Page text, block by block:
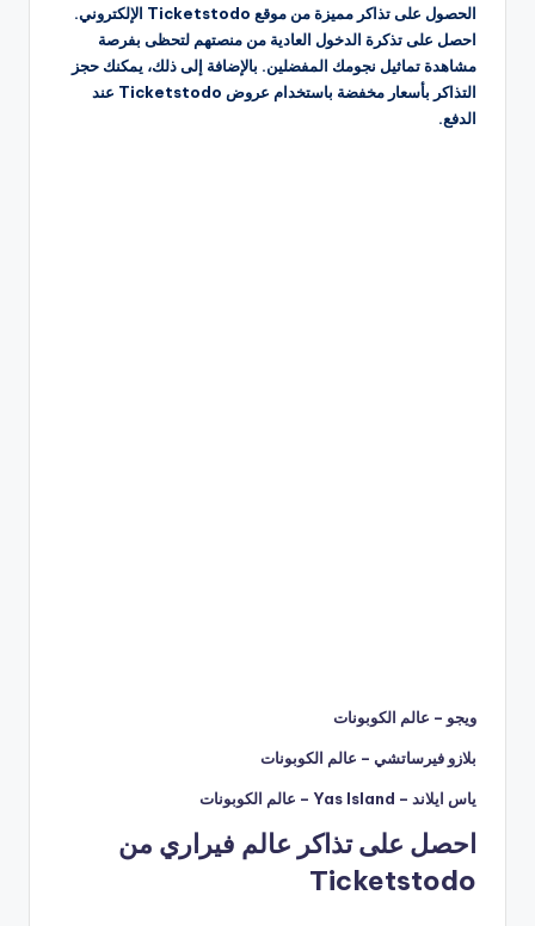
الحصول على تذاكر مميزة من موقع Ticketstodo الإلكتروني.
احصل على تذكرة الدخول العادية من منصتهم لتحظى بفرصة
مشاهدة تماثيل نجومك المفضلين. بالإضافة إلى ذلك، يمكنك حجز
التذاكر بأسعار مخفضة باستخدام عروض Ticketstodo عند
الدفع.
ويجو – عالم الكوبونات
بلازو فيرساتشي – عالم الكوبونات
ياس ايلاند – Yas Island – عالم الكوبونات
احصل على تذاكر عالم فيراري من
Ticketstodo